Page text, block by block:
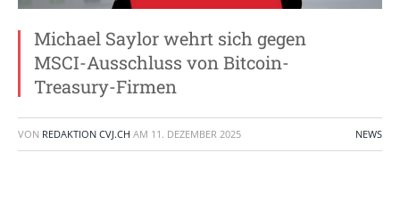
Michael Saylor wehrt sich gegen
MSCI-Ausschluss von Bitcoin-
Treasury-Firmen
VON REDAKTION CVJ.CH AM 11. DEZEMBER 2025 NEWS